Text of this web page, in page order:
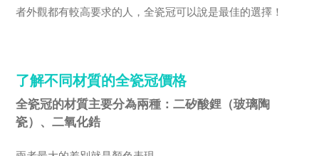
者外觀都有較高要求的人，全瓷冠可以說是最佳的選擇！
了解不同材質的全瓷冠價格
全瓷冠的材質主要分為兩種：二矽酸鋰（玻璃陶
瓷）、二氧化鋯